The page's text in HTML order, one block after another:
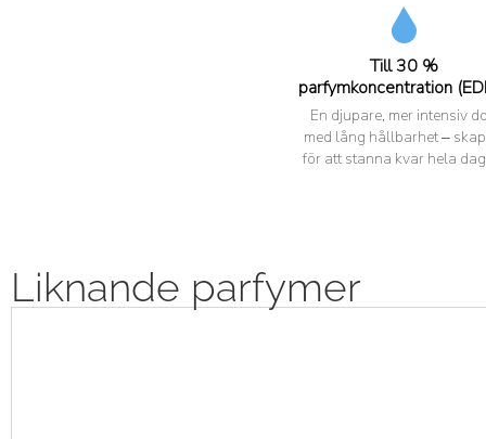
Till 30 %
parfymkoncentration
En djupare, mer intensiv
med lång hållbarhet –
för att stanna kvar hela
Liknande parfymer